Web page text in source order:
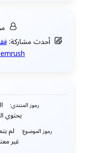
أحدث مشاركة:
Semrush — وش ممكن يكون السبب؟
رموز المنتدى:
يحتوي
رموز الموضوع: لم
غير